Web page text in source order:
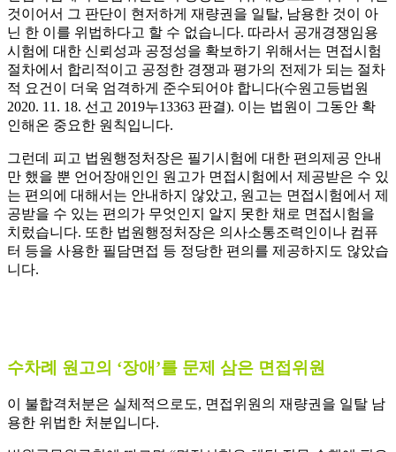
것이어서 그 판단이 현저하게 재량권을 일탈, 남용한 것이 아
닌 한 이를 위법하다고 할 수 없습니다. 따라서 공개경쟁임용
시험에 대한 신뢰성과 공정성을 확보하기 위해서는 면접시험
절차에서 합리적이고 공정한 경쟁과 평가의 전제가 되는 절차
적 요건이 더욱 엄격하게 준수되어야 합니다(수원고등법원
2020. 11. 18. 선고 2019누13363 판결). 이는 법원이 그동안 확
인해온 중요한 원칙입니다.
그런데 피고 법원행정처장은 필기시험에 대한 편의제공 안내
만 했을 뿐 언어장애인인 원고가 면접시험에서 제공받은 수 있
는 편의에 대해서는 안내하지 않았고, 원고는 면접시험에서 제
공받을 수 있는 편의가 무엇인지 알지 못한 채로 면접시험을
치렀습니다. 또한 법원행정처장은 의사소통조력인이나 컴퓨
터 등을 사용한 필담면접 등 정당한 편의를 제공하지도 않았습
니다.
수차례 원고의 ‘장애’를 문제 삼은 면접위원
이 불합격처분은 실체적으로도, 면접위원의 재량권을 일탈 남
용한 위법한 처분입니다.